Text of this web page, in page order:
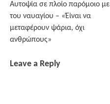
navigation
Αυτοψία σε πλοίο παρόμοιο με
του ναυαγίου – «Έίναι να
μεταφέρουν ψάρια, όχι
ανθρώπους»
Leave a Reply